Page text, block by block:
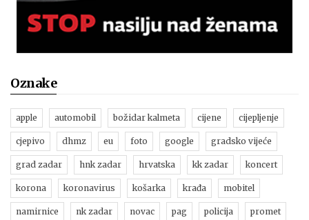
Oznake
apple automobil božidar kalmeta cijene cijepljenje
cjepivo dhmz eu foto google gradsko vijeće
grad zadar hnk zadar hrvatska kk zadar koncert
korona koronavirus košarka krađa mobitel
namirnice nk zadar novac pag policija promet